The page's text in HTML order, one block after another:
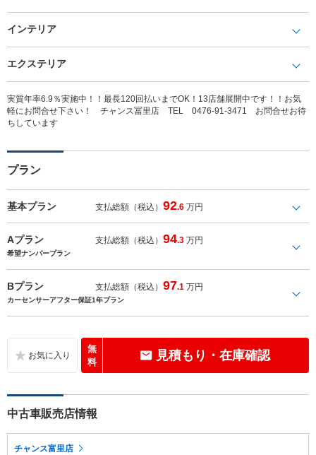
インテリア
エクステリア
実質年率6.9％実施中！！最長120回払いまでOK！13店舗展開中です！！お気
軽にお問合せ下さい！ チャンス冨里店 TEL 0476-91-3471 お問合せお待
ちしています
プラン
基本プラン 支払総額（税込）92.6 万円
Aプラン 支払総額（税込）94.3 万円
希望ナンバープラン
Bプラン 支払総額（税込）97.1 万円
カーセンサーアフター保証1年プラン
無
料
見積もり・在庫確認
中古車販売店情報
チャンス富里店